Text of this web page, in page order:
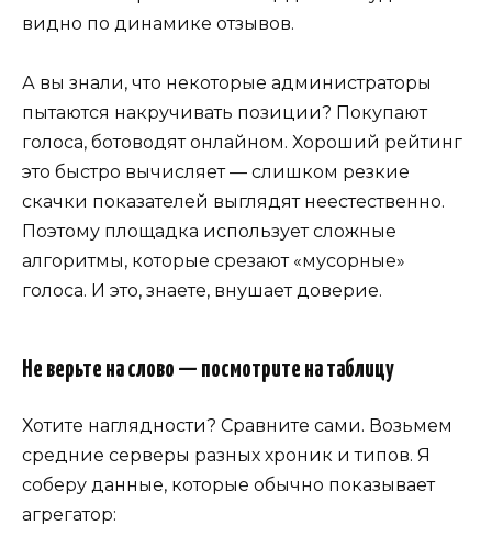
видно по динамике отзывов.
А вы знали, что некоторые администраторы
пытаются накручивать позиции? Покупают
голоса, ботоводят онлайном. Хороший рейтинг
это быстро вычисляет — слишком резкие
скачки показателей выглядят неестественно.
Поэтому площадка использует сложные
алгоритмы, которые срезают «мусорные»
голоса. И это, знаете, внушает доверие.
Не верьте на слово — посмотрите на таблицу
Хотите наглядности? Сравните сами. Возьмем
средние серверы разных хроник и типов. Я
соберу данные, которые обычно показывает
агрегатор: